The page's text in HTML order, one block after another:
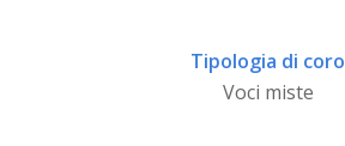
Tipologia di coro
Voci miste